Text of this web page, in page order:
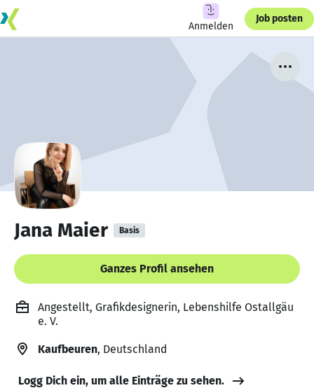
Anmelden
Job posten
Jana Maier Basis
Ganzes Profil ansehen
Angestellt, Grafikdesignerin, Lebenshilfe Ostallgäu
e. V.
Kaufbeuren, Deutschland
Logg Dich ein, um alle Einträge zu sehen.